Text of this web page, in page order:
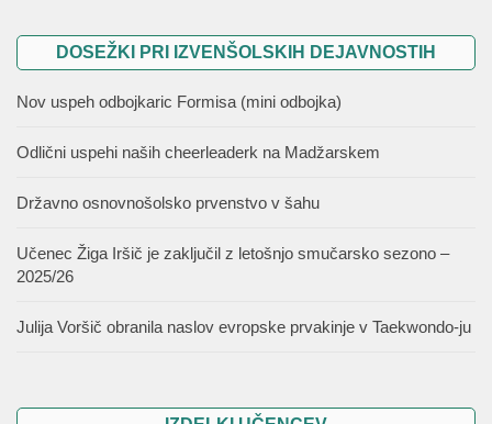
DOSEŽKI PRI IZVENŠOLSKIH DEJAVNOSTIH
Nov uspeh odbojkaric Formisa (mini odbojka)
Odlični uspehi naših cheerleaderk na Madžarskem
Državno osnovnošolsko prvenstvo v šahu
Učenec Žiga Iršič je zaključil z letošnjo smučarsko sezono –
2025/26
Julija Voršič obranila naslov evropske prvakinje v Taekwondo-ju